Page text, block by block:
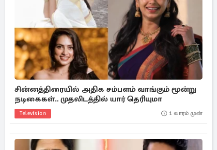
சின்னத்திரையில் அதிக சம்பளம் வாங்கும் மூன்று
நடிகைகள்.. முதலிடத்தில் யார் தெரியுமா
Television 1 வாரம் முன்